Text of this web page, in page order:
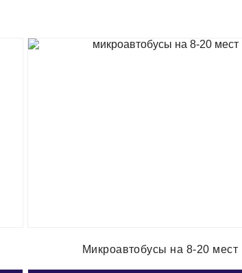
Микроавтобусы на 8-20 мест